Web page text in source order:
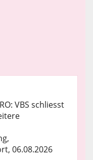
VBS schliesst
06.08.2026